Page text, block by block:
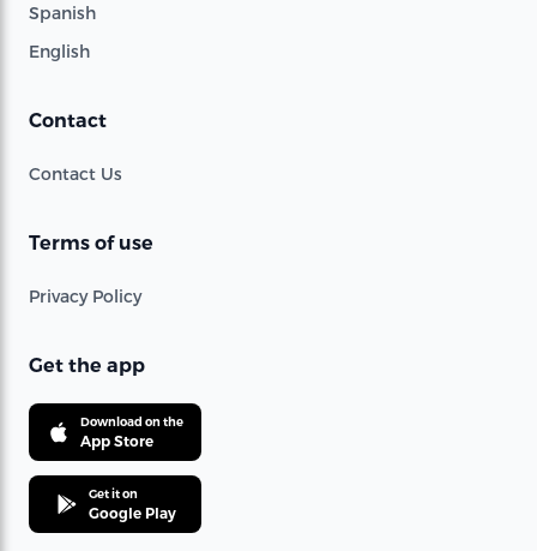
Spanish
English
Contact
Contact Us
Terms of use
Privacy Policy
Get the app
Download on the
App Store
Get it on
Google Play